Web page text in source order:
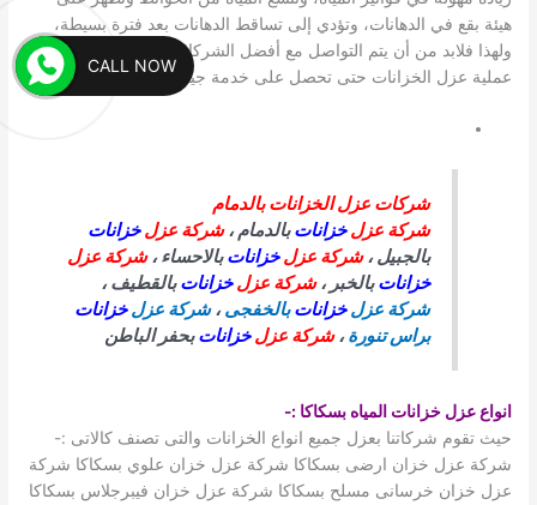
هيئة بقع في الدهانات، وتؤدي إلى تساقط الدهانات بعد فترة بسيطة،
ولهذا فلابد من أن يتم التواصل مع أفضل الشركات المتخصصة في
عملية عزل الخزانات حتى تحصل على خدمة جيدة ودقيقة
شركات عزل الخزانات بالدمام
شركة عزلخزاناتبالدمام ،شركة عزلخزانات
بالجبيل ،شركة عزلخزاناتبالاحساء ،شركة عزل
خزاناتبالخبر ،شركة عزلخزاناتبالقطيف ،
شركة عزلخزاناتبالخفجى،شركة عزلخزانات
براس تنورة،شركة عزلخزاناتبحفر الباطن
انواع عزل خزانات المياه بسكاكا :-
حيث تقوم شركاتنا بعزل جميع انواع الخزانات والتى تصنف كالاتى :-
شركة عزل خزان ارضى بسكاكا شركة عزل خزان علوي بسكاكا شركة
عزل خزان خرسانى مسلح بسكاكا شركة عزل خزان فيبرجلاس بسكاكا
CALL NOW